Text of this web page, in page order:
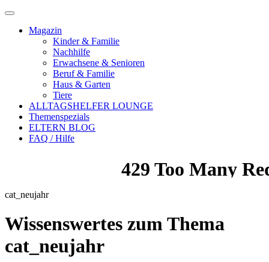
Magazin
Kinder & Familie
Nachhilfe
Erwachsene & Senioren
Beruf & Familie
Haus & Garten
Tiere
ALLTAGSHELFER LOUNGE
Themenspezials
ELTERN BLOG
FAQ / Hilfe
cat_neujahr
Wissenswertes zum Thema
cat_neujahr